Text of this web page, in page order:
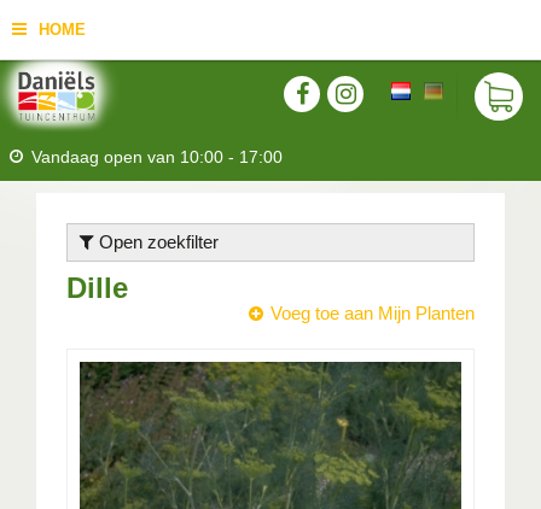
HOME
Vandaag open van 10:00 - 17:00
Open zoekfilter
Dille
Voeg toe aan Mijn Planten